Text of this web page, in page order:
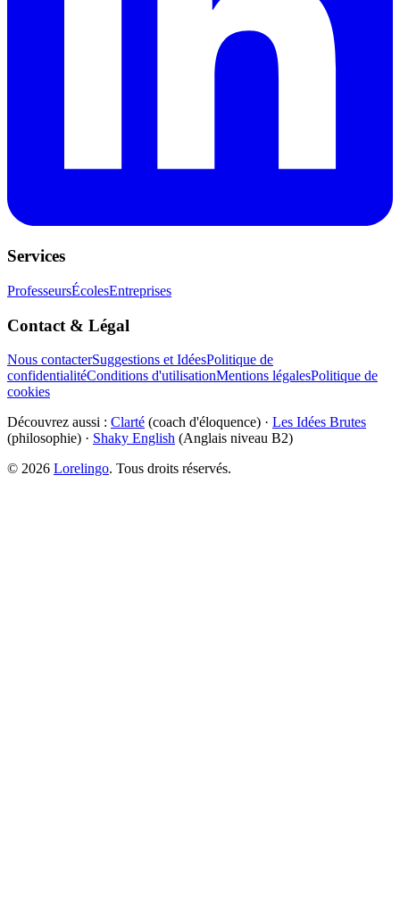
Services
ProfesseursÉcolesEntreprises
Contact & Légal
Nous contacterSuggestions et IdéesPolitique de
confidentialitéConditions d'utilisationMentions légalesPolitique de
cookies
Découvrez aussi : Clarté (coach d'éloquence) · Les Idées Brutes
(philosophie) · Shaky English (Anglais niveau B2)
© 2026 Lorelingo. Tous droits réservés.